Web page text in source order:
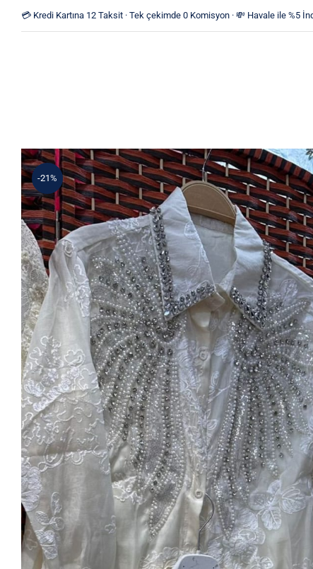
💳 Kredi Kartına 12 Taksit · Tek çekimde 0 Komisyon · 💸 Havale ile %5
-21%